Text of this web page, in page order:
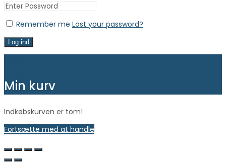
Remember me Lost your password?
Log ind
Min kurv
Indkøbskurven er tom!
Fortsætte med at handle